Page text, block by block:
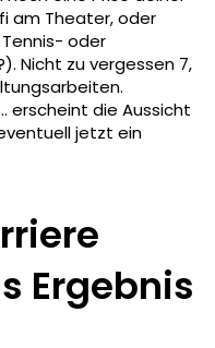
am Theater, oder
oder
Nicht zu vergessen 7,
erscheint die Aussicht
jetzt ein
Ergebnis